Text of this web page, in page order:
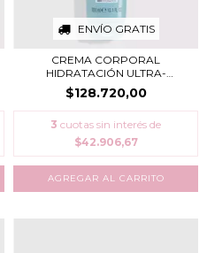
ENVÍO GRATIS
CREMA CORPORAL
HIDRATACIÓN ULTRA-
RECONFO...
$128.720,00
3 cuotas sin interés de
$42.906,67